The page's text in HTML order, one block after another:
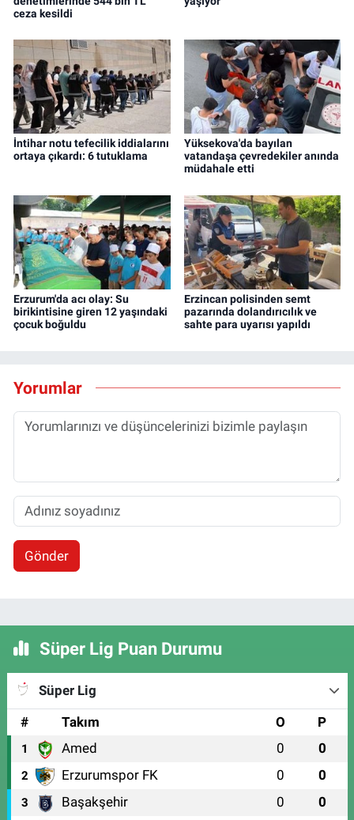
ceza kesildi
İntihar notu tefecilik iddialarını
ortaya çıkardı: 6 tutuklama
Yüksekova'da bayılan
vatandaşa çevredekiler anında
müdahale etti
Erzurum'da acı olay: Su
birikintisine giren 12 yaşındaki
çocuk boğuldu
Erzincan polisinden semt
pazarında dolandırıcılık ve
sahte para uyarısı yapıldı
Yorumlar
Gönder
Süper Lig Puan Durumu
Süper Lig
#
Takım O P
1 Amed 0 0
2 Erzurumspor FK 0 0
3 Başakşehir 0 0